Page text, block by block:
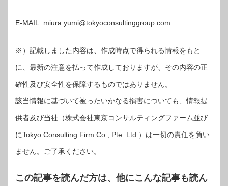
E-MAIL: miura.yumi@tokyoconsultinggroup.com
※）記載しました内容は、作成時点で得られる情報をもと
に、最新の注意を払って作成しておりますが、その内容の正
確性及び安全性を保障するものではありません。
該当情報に基づいて被ったいかなる損害についても、情報提
供者及び当社（株式会社東京コンサルティングファーム並び
にTokyo Consulting Firm Co., Pte. Ltd.）は一切の責任を負い
ません。ご了承ください。
この記事を読んだ方は、他にこんな記事も読ん